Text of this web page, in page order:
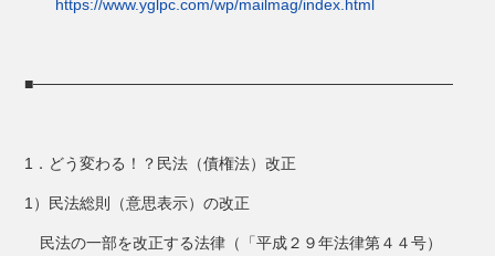
https://www.yglpc.com/wp/mailmag/index.html
■──────────────────────────────────────
1．どう変わる！？民法（債権法）改正
1）民法総則（意思表示）の改正
民法の一部を改正する法律（「平成２９年法律第４４号）